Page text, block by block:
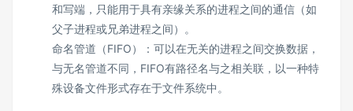
和写端，只能用于具有亲缘关系的进程之间的通信（如
父子进程或兄弟进程之间）。
命名管道（FIFO）：可以在无关的进程之间交换数据，
与无名管道不同，FIFO有路径名与之相关联，以一种特
殊设备文件形式存在于文件系统中。